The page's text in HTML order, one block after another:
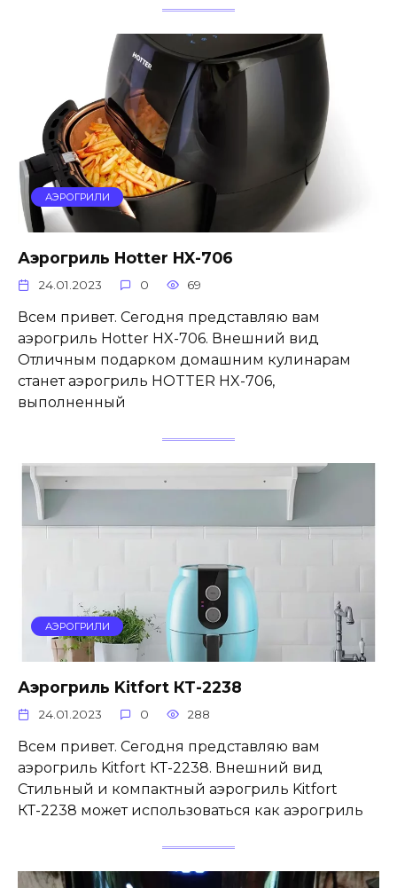
АЭРОГРИЛИ
Аэрогриль Hotter HX-706
24.01.2023 0 69
Всем привет. Сегодня представляю вам
аэрогриль Hotter HX-706. Внешний вид
Отличным подарком домашним кулинарам
станет аэрогриль HOTTER HX-706,
выполненный
АЭРОГРИЛИ
Аэрогриль Kitfort КТ-2238
24.01.2023 0 288
Всем привет. Сегодня представляю вам
аэрогриль Kitfort КТ-2238. Внешний вид
Стильный и компактный аэрогриль Kitfort
КТ-2238 может использоваться как аэрогриль